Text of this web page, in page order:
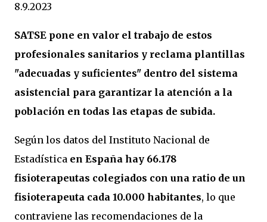
8.9.2023
SATSE pone en valor el trabajo de estos
profesionales sanitarios y reclama plantillas
"adecuadas y suficientes" dentro del sistema
asistencial para garantizar la atención a la
población en todas las etapas de subida.
Según los datos del Instituto Nacional de
Estadística en España hay 66.178
fisioterapeutas colegiados con una ratio de un
fisioterapeuta cada 10.000 habitantes, lo que
contraviene las recomendaciones de la